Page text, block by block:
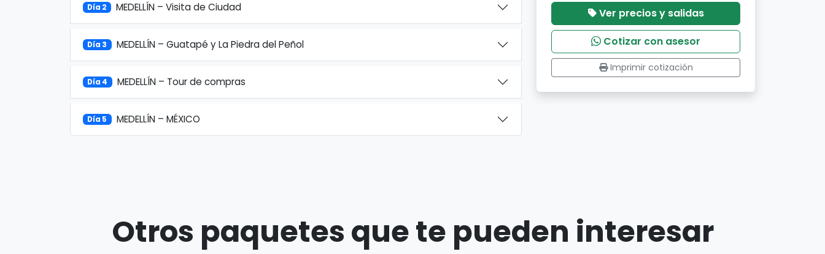
Día 2 MEDELLÍN – Visita de Ciudad
Día 3 MEDELLÍN – Guatapé y La Piedra del Peñol
Día 4 MEDELLÍN – Tour de compras
Día 5 MEDELLÍN – MÉXICO
Ver precios y salidas
Cotizar con asesor
Imprimir cotización
Otros paquetes que te pueden interesar